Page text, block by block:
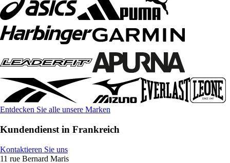
Entdecken Sie alle unsere Marken
Kundendienst in Frankreich
Kontaktieren Sie uns
11 rue Bernard Maris